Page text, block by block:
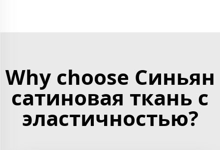
Why choose Синьян
сатиновая ткань с
эластичностью?